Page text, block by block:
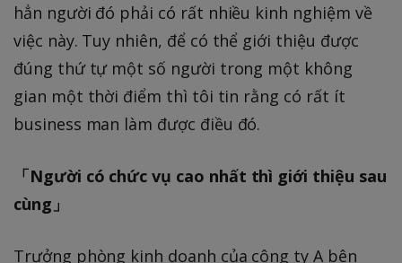
hẳn người đó phải có rất nhiều kinh nghiệm về
việc này. Tuy nhiên, để có thể giới thiệu được
đúng thứ tự một số người trong một không
gian một thời điểm thì tôi tin rằng có rất ít
business man làm được điều đó.
「Người có chức vụ cao nhất thì giới thiệu sau
cùng」
Trưởng phòng kinh doanh của công ty A bên